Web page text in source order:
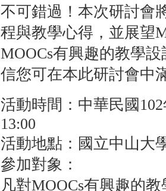
不可錯過！本次研討會
程與教學心得，並展望
MOOCs有興趣的教學
信您可在本此研討會中
活動時間：中華民國
13:00
活動地點：國立中山大
參加對象：
凡對MOOCs有興趣的